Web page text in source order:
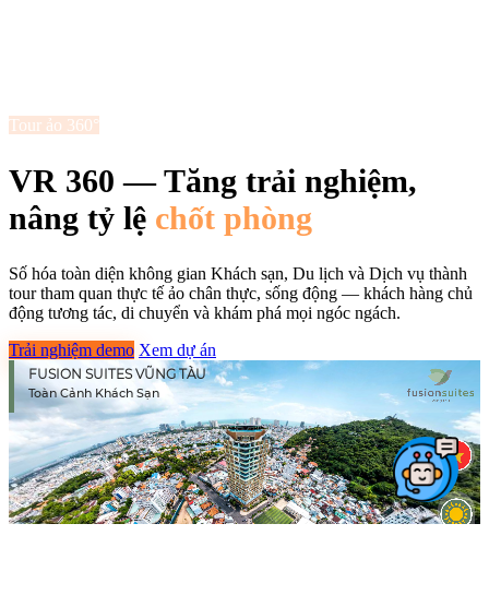
Tour ảo 360°
VR 360 — Tăng trải nghiệm,
nâng tỷ lệ chốt phòng
Số hóa toàn diện không gian Khách sạn, Du lịch và Dịch vụ thành
tour tham quan thực tế ảo chân thực, sống động — khách hàng chủ
động tương tác, di chuyển và khám phá mọi ngóc ngách.
Trải nghiệm demo Xem dự án